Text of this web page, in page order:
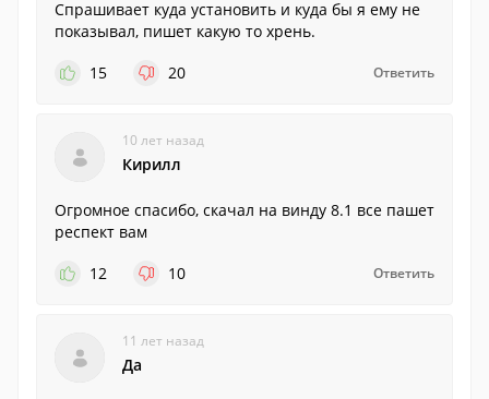
Спрашивает куда установить и куда бы я ему не
показывал, пишет какую то хрень.
15
20 Ответить
10 лет назад
Кирилл
Огромное спасибо, скачал на винду 8.1 все пашет
респект вам
12
10 Ответить
11 лет назад
Да